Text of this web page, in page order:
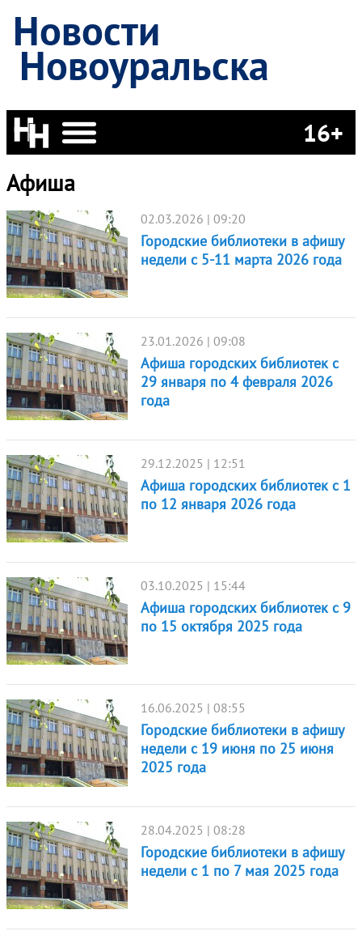
Новости
Новоуральска
16+
Афиша
02.03.2026 | 09:20
Городские библиотеки в афишу
недели с 5-11 марта 2026 года
23.01.2026 | 09:08
Афиша городских библиотек с
29 января по 4 февраля 2026
года
29.12.2025 | 12:51
Афиша городских библиотек с 1
по 12 января 2026 года
03.10.2025 | 15:44
Афиша городских библиотек с 9
по 15 октября 2025 года
16.06.2025 | 08:55
Городские библиотеки в афишу
недели с 19 июня по 25 июня
2025 года
28.04.2025 | 08:28
Городские библиотеки в афишу
недели с 1 по 7 мая 2025 года